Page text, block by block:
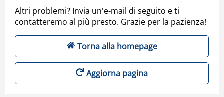
Altri problemi? Invia un'e-mail di seguito e ti
contatteremo al più presto. Grazie per la pazienza!
Torna alla homepage
Aggiorna pagina